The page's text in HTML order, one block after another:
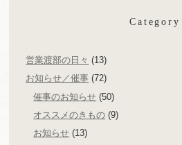
Category
営業渡部の日々 (13)
お知らせ／催事 (72)
催事のお知らせ (50)
オススメのきもの (9)
お知らせ (13)